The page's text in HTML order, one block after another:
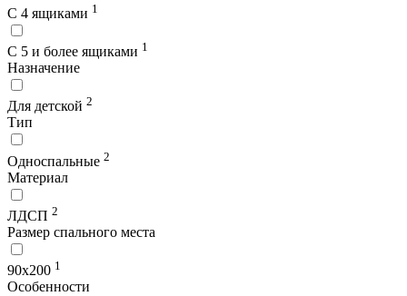
С 4 ящиками 1
С 5 и более ящиками 1
Назначение
Для детской 2
Тип
Односпальные 2
Материал
ЛДСП 2
Размер спального места
90х200 1
Особенности